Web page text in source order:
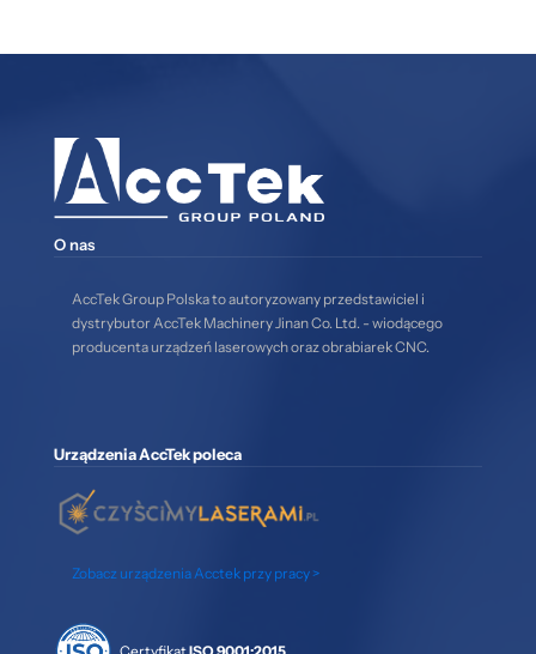
O nas
AccTek Group Polska to autoryzowany przedstawiciel i
dystrybutor AccTek Machinery Jinan Co. Ltd. - wiodącego
producenta urządzeń laserowych oraz obrabiarek CNC.
Urządzenia AccTek poleca
Zobacz urządzenia Acctek przy pracy >